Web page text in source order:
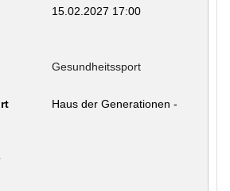
15.02.2027 17:00
Gesundheitssport
Haus der Generationen -